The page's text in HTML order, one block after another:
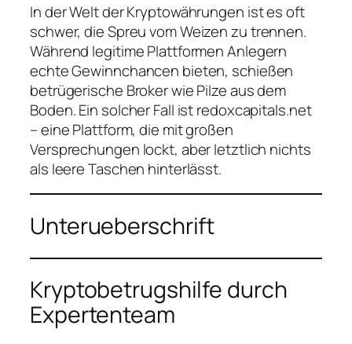
In der Welt der Kryptowährungen ist es oft
schwer, die Spreu vom Weizen zu trennen.
Während legitime Plattformen Anlegern
echte Gewinnchancen bieten, schießen
betrügerische Broker wie Pilze aus dem
Boden. Ein solcher Fall ist redoxcapitals.net
– eine Plattform, die mit großen
Versprechungen lockt, aber letztlich nichts
als leere Taschen hinterlässt.
Unterueberschrift
Kryptobetrugshilfe durch
Expertenteam